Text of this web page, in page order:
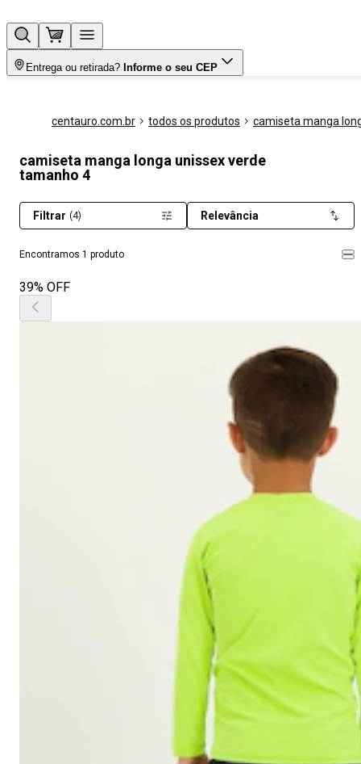
Entrega ou retirada? Informe o seu CEP
centauro.com.br todos os produtos camiseta manga
camiseta manga longa unissex verde
tamanho 4
Encontramos 1 produto
Filtrar (4) Relevância
39% OFF